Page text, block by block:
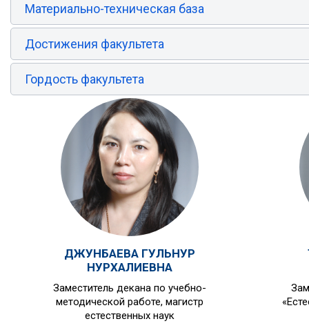
Материально-техническая база
Достижения факультета
Гордость факультета
ДЖУНБАЕВА ГУЛЬНУР
НУРХАЛИЕВНА
Заместитель декана по учебно-
методической работе, магистр
естественных наук